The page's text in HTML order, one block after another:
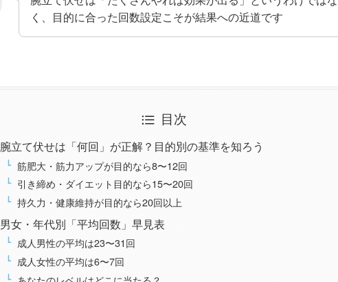
く、目的に合った回数設定こそが結果への近道です
目次
腕立て伏せは「何回」が正解？目的別の基準を知ろう
筋肥大・筋力アップが目的なら8〜12回
引き締め・ダイエット目的なら15〜20回
持久力・健康維持が目的なら20回以上
男女・年代別「平均回数」早見表
成人男性の平均は23〜31回
成人女性の平均は6〜7回